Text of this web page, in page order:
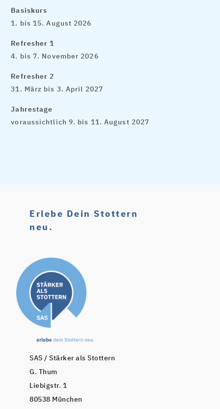
Basiskurs
1. bis 15. August 2026
Refresher 1
4. bis 7. November 2026
Refresher 2
31. März bis 3. April 2027
Jahrestage
voraussichtlich 9. bis 11. August 2027
Erlebe Dein Stottern
neu.
SAS / Stärker als Stottern
G. Thum
Liebigstr. 1
80538 München